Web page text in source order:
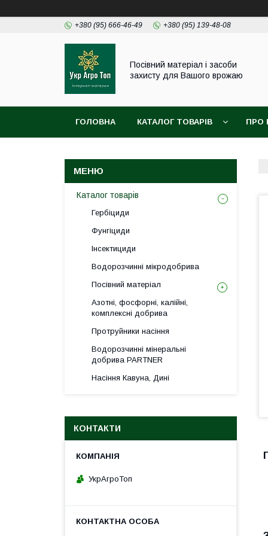
+380 (95) 666-46-49 +380 (95) 139-48-08
Посівний матеріал і засоби
захисту для Вашого врожаю
ГОЛОВНА КАТАЛОГ ТОВАРІВ ПРО
Каталог товарів
Гербіциди
Фунгіциди
Інсектициди
Водорозчинні мікродобрива
Посівний матеріал
Азотні, фосфорні, калійні,
комплексні добрива
Протруйники насіння
Водорозчинні мінеральні
добрива PARTNER
Насіння Кавуна, Дині
КОНТАКТИ
УкрАгроТоп